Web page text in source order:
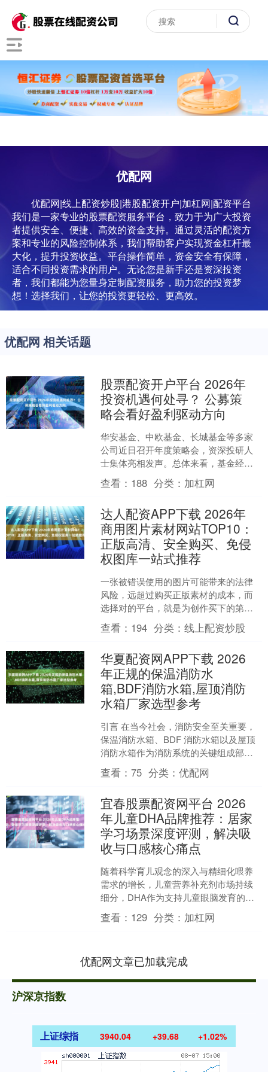
优配网
优配网|线上配资炒股|港股配资开户|加杠网|配资平台
我们是一家专业的股票配资服务平台，致力于为广大投资
者提供安全、便捷、高效的资金支持。通过灵活的配资方
案和专业的风险控制体系，我们帮助客户实现资金杠杆最
大化，提升投资收益。平台操作简单，资金安全有保障，
适合不同投资需求的用户。无论您是新手还是资深投资
者，我们都能为您量身定制配资服务，助力您的投资梦
想！选择我们，让您的投资更轻松、更高效。
优配网 相关话题
股票配资开户平台 2026年
投资机遇何处寻？ 公募策
略会看好盈利驱动方向
华安基金、中欧基金、长城基金等多家
公司近日召开年度策略会，资深投研人
士集体亮相发声。总体来看，基金经理
普遍对后市持乐观态度，将更加聚焦企
业盈利 近期A股市场波动....
查看： 188 分类： 加杠网
达人配资APP下载 2026年
商用图片素材网站TOP10：
正版高清、安全购买、免侵
权图库一站式推荐
一张被错误使用的图片可能带来的法律
风险，远超过购买正版素材的成本，而
选择对的平台，就是为创作买下的第一
份安心保险。 对于运营公众号、小红书
的自媒体博主，制作产品....
查看： 194 分类：线上配资炒股
华夏配资网APP下载 2026
年正规的保温消防水
箱,BDF消防水箱,屋顶消防
水箱厂家选型参考
引言 在当今社会，消防安全至关重要，
保温消防水箱、BDF 消防水箱以及屋顶
消防水箱作为消防系统的关键组成部
分，其质量和性能直接关系到消防安全
的保障。为了给广大用....
查看：75 分类：优配网
宜春股票配资网平台 2026
年儿童DHA品牌推荐：居家
学习场景深度评测，解决吸
收与口感核心痛点
随着科学育儿观念的深入与精细化喂养
需求的增长，儿童营养补充剂市场持续
细分，DHA作为支持儿童眼脑发育的关
键营养素，其品牌选择成为众多家庭关
注的焦点。2026年的....
查看： 129 分类： 加杠网
优配网文章已加载完成
沪深京指数
上证综指 3940.04 +39.68 +1.02%